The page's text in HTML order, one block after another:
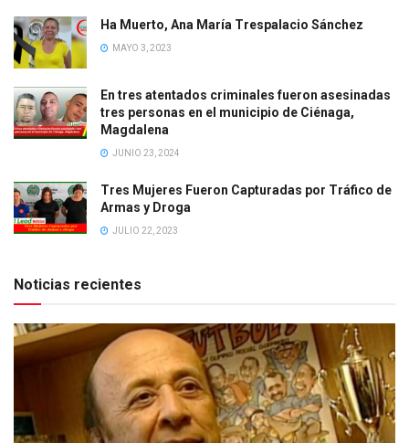
Ha Muerto, Ana María Trespalacio Sánchez
MAYO 3, 2023
En tres atentados criminales fueron asesinadas
tres personas en el municipio de Ciénaga,
Magdalena
JUNIO 23, 2024
Tres Mujeres Fueron Capturadas por Tráfico de
Armas y Droga
JULIO 22, 2023
Noticias recientes